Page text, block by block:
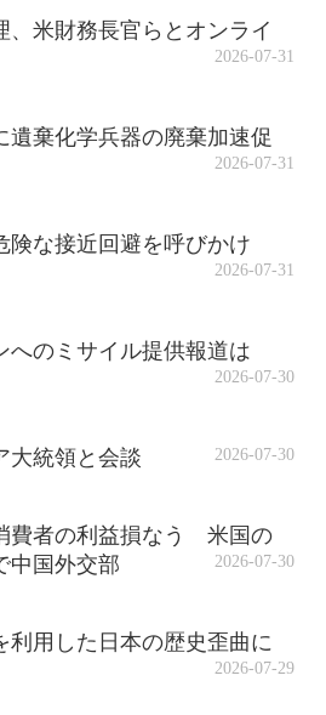
、米財務長官らとオンライ
2026-07-31
遺棄化学兵器の廃棄加速促
2026-07-31
険な接近回避を呼びかけ
2026-07-31
へのミサイル提供報道は
2026-07-30
大統領と会談 2026-07-30
費者の利益損なう 米国の
中国外交部
2026-07-30
利用した日本の歴史歪曲に
2026-07-29